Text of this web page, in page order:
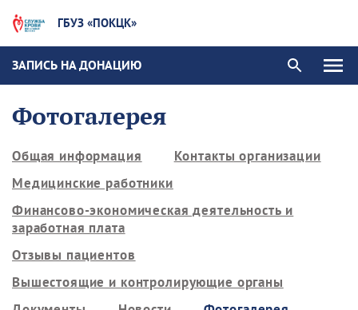
ГБУЗ «ПОКЦК»
ЗАПИСЬ НА ДОНАЦИЮ
Фотогалерея
Общая информация
Контакты организации
Медицинские работники
Финансово-экономическая деятельность и
заработная плата
Отзывы пациентов
Вышестоящие и контролирующие органы